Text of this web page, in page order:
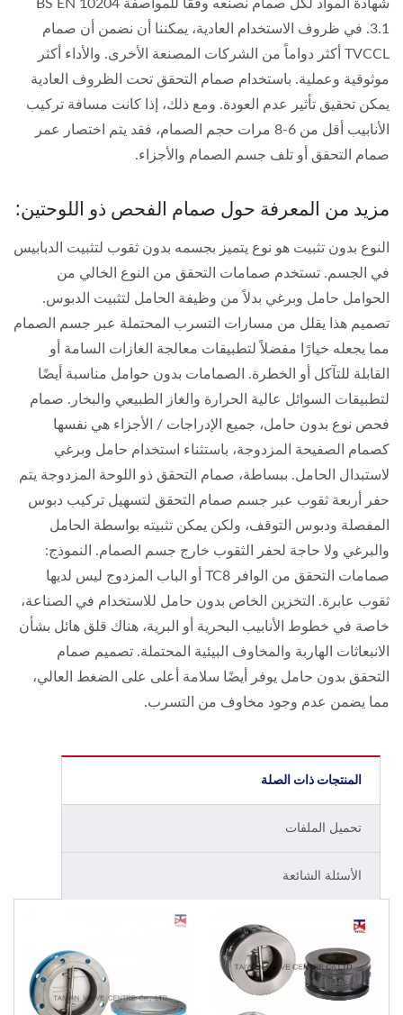
شهادة المواد لكل صمام نصنعه وفقًا للمواصفة BS EN 10204
3.1. في ظروف الاستخدام العادية، يمكننا أن نضمن أن صمام
TVCCL أكثر دواماً من الشركات المصنعة الأخرى. والأداء أكثر
موثوقية وعملية. باستخدام صمام التحقق تحت الظروف العادية
يمكن تحقيق تأثير عدم العودة. ومع ذلك، إذا كانت مسافة تركيب
الأنابيب أقل من 6-8 مرات حجم الصمام، فقد يتم اختصار عمر
صمام التحقق أو تلف جسم الصمام والأجزاء.
مزيد من المعرفة حول صمام الفحص ذو اللوحتين:
النوع بدون تثبيت هو نوع يتميز بجسمه بدون ثقوب لتثبيت الدبابيس
في الجسم. تستخدم صمامات التحقق من النوع الخالي من
الحوامل حامل وبرغي بدلاً من وظيفة الحامل لتثبيت الدبوس.
تصميم هذا يقلل من مسارات التسرب المحتملة عبر جسم الصمام
مما يجعله خيارًا مفضلاً لتطبيقات معالجة الغازات السامة أو
القابلة للتآكل أو الخطرة. الصمامات بدون حوامل مناسبة أيضًا
لتطبيقات السوائل عالية الحرارة والغاز الطبيعي والبخار. صمام
فحص نوع بدون حامل، جميع الإدراجات / الأجزاء هي نفسها
كصمام الصفيحة المزدوجة، باستثناء استخدام حامل وبرغي
لاستبدال الحامل. ببساطة، صمام التحقق ذو اللوحة المزدوجة يتم
حفر أربعة ثقوب عبر جسم صمام التحقق لتسهيل تركيب دبوس
المفصلة ودبوس التوقف، ولكن يمكن تثبيته بواسطة الحامل
والبرغي ولا حاجة لحفر الثقوب خارج جسم الصمام. النموذج:
صمامات التحقق من الوافر TC8 أو الباب المزدوج ليس لديها
ثقوب عابرة. التخزين الخاص بدون حامل للاستخدام في الصناعة،
خاصة في خطوط الأنابيب البحرية أو البرية، هناك قلق هائل بشأن
الانبعاثات الهاربة والمخاوف البيئية المحتملة. تصميم صمام
التحقق بدون حامل يوفر أيضًا سلامة أعلى على الضغط العالي،
مما يضمن عدم وجود مخاوف من التسرب.
المنتجات ذات الصلة
تحميل الملفات
الأسئلة الشائعة